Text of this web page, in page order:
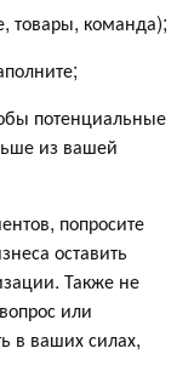
товары, команда);
потенциальные
из вашей
попросите
оставить
Также не
или
в ваших силах,